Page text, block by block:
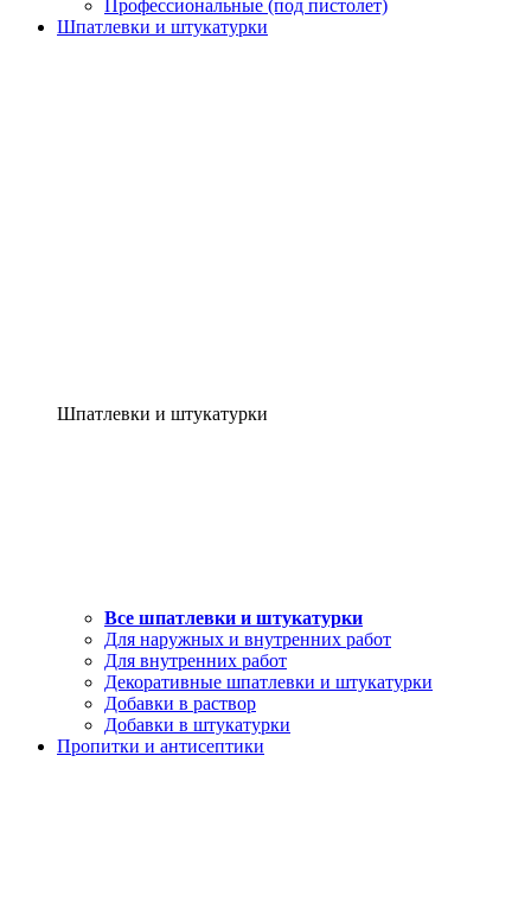
Профессиональные (под пистолет)
Шпатлевки и штукатурки
Шпатлевки и штукатурки
Все шпатлевки и штукатурки
Для наружных и внутренних работ
Для внутренних работ
Декоративные шпатлевки и штукатурки
Добавки в раствор
Добавки в штукатурки
Пропитки и антисептики